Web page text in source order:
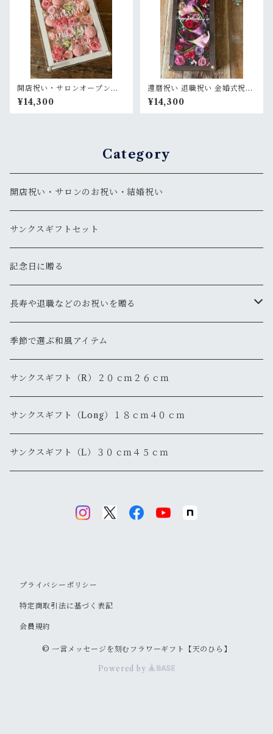
開店祝い・サロンオープン祝
い・還暦祝い【名入れ】プリ
ザーブドフラワーアレンジ ウ
ッドフレーム 白木枠〈ライト
¥14,300
還暦祝い 退職祝い 金婚式祝い
周年祝い【名入れ】プリザー
ブドフラワーアレンジ ウッド
フレーム ロング木枠〈ボルド
¥14,300
Category
開店祝い・サロンのお祝い・結婚祝い
サンクスギフトセット
記念日に贈る
長寿や退職などのお祝いを贈る
還暦
退職・退官
季節で選ぶ和風アイテム
サンクスギフト（R）２０ｃｍ２６ｃｍ
サンクスギフト（Long）１８ｃｍ４０ｃｍ
サンクスギフト（L）３０ｃｍ４５ｃｍ
プライバシーポリシー
特定商取引法に基づく表記
会員規約
© 一言メッセージを刻むフラワーギフト【天のひら】
Powered by